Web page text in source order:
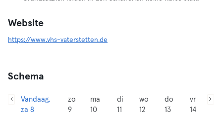
Website
https://www.vhs-vaterstetten.de
Schema
Vandaag,
za 8
zo
9
ma
10
di
11
wo
12
do
13
vr
14